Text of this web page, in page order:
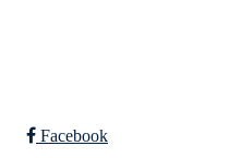
Facebook